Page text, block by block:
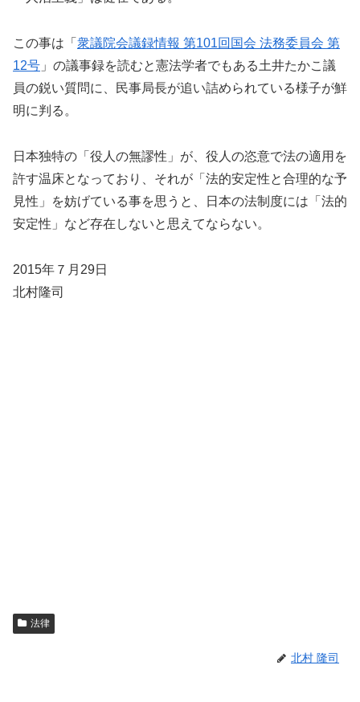
この事は「 衆議院会議録情報 第101回国会 法務委員会 第
12号 」の議事録を読むと憲法学者でもある土井たかこ議
員の鋭い質問に、民事局長が追い詰められている様子が鮮
明に判る。
日本独特の「役人の無謬性」が、役人の恣意で法の適用を
許す温床となっており、それが「法的安定性と合理的な予
見性」を妨げている事を思うと、日本の法制度には「法的
安定性」など存在しないと思えてならない。
2015年７月29日
北村隆司
法律
北村 隆司